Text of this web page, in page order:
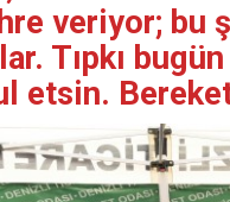
veriyor; bu
Tıpkı
etsin.